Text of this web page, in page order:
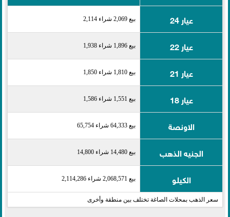
عيار 24
بيع 2,069 شراء 2,114
عيار 22 بيع 1,896 شراء 1,938
عيار 21 بيع 1,810 شراء 1,850
عيار 18 بيع 1,551 شراء 1,586
الاونصة بيع 64,333 شراء 65,754
الجنيه الذهب بيع 14,480 شراء 14,800
الكيلو بيع 2,068,571 شراء 2,114,286
سعر الذهب بمحلات الصاغة تختلف بين منطقة وأخرى